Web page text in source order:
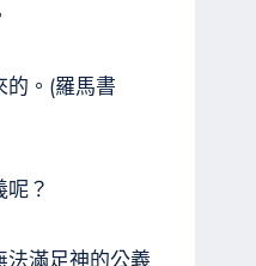
。(羅馬書
？
法滿足神的公義